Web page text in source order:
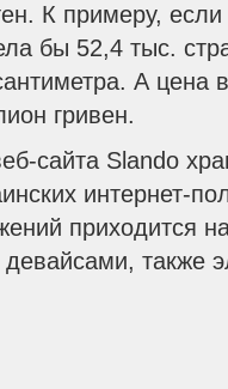
К примеру,
бы 52,4 тыс.
А цена
гривен.
сайта Slando
интернет-
приходится
также